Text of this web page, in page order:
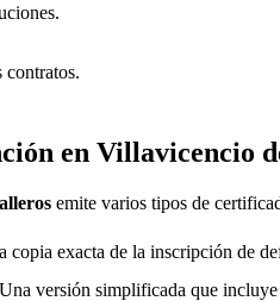
contratos.
en Villavicencio
emite varios tipos de
copia exacta de la inscripción de
Una versión simplificada que